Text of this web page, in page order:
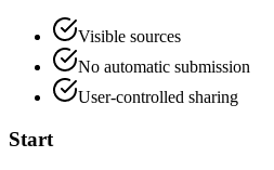
Visible sources
No automatic submission
User-controlled sharing
Start